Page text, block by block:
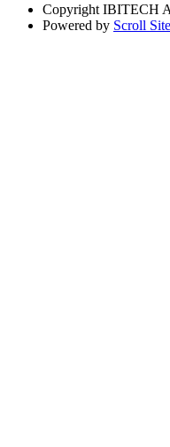
Copyright IBITECH
Powered by Scroll